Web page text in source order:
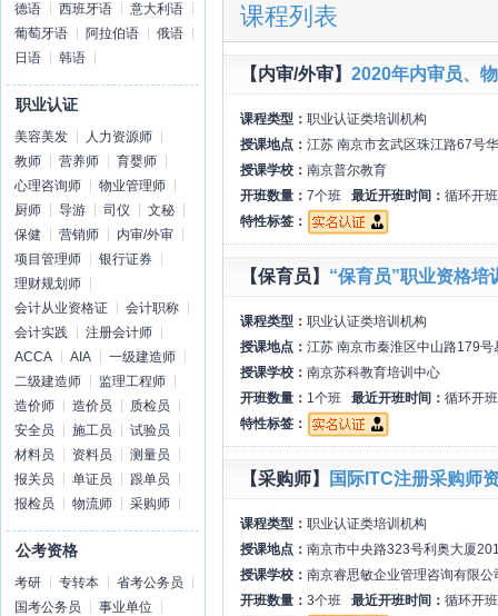
德语
西班牙语
意大利语
葡萄牙语
阿拉伯语
俄语
日语
韩语
职业认证
美容美发
人力资源师
教师
营养师
育婴师
心理咨询师
物业管理师
厨师
导游 司仪
文秘
保健
营销师
内审/外审
项目管理师
银行证券
理财规划师
会计从业资格证
会计职称
会计实践
注册会计师
ACCA
AIA
一级建造师
二级建造师
监理工程师
造价师
造价员
质检员
安全员
施工员
试验员
材料员
资料员
测量员
报关员
单证员
跟单员
报检员
物流师 采购师
公考资格
考研 专转本
省考公务员
国考公务员
事业单位
课程列表
【内审/外审】 2020年内审员、
课程类型： 职业认证类培训机构
授课地点： 江苏 南京市玄武区珠江路67号
授课学校： 南京普尔教育
开班数量： 7个班 最近开班时间： 循环开班
特性标签：
【保育员】 “保育员”职业资格培
课程类型： 职业认证类培训机构
授课地点： 江苏 南京市秦淮区中山路179
授课学校： 南京苏科教育培训中心
开班数量： 1个班 最近开班时间： 循环开班
特性标签：
【采购师】 国际ITC注册采购师
课程类型： 职业认证类培训机构
授课地点： 南京市中央路323号利奥大厦
授课学校： 南京睿思敏企业管理咨询有限公
开班数量： 3个班 最近开班时间： 循环开班